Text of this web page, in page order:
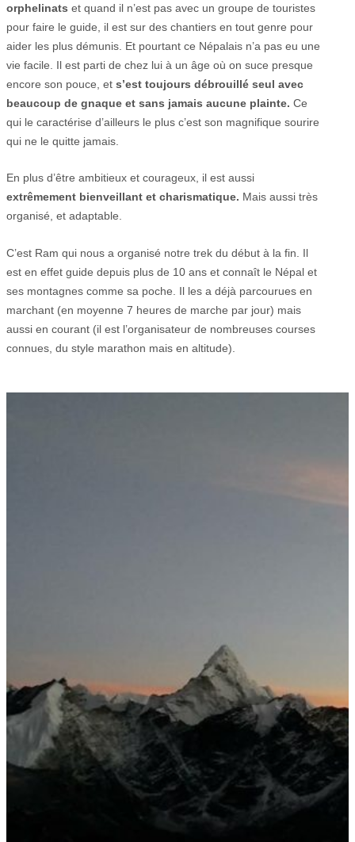
orphelinats et quand il n’est pas avec un groupe de touristes
pour faire le guide, il est sur des chantiers en tout genre pour
aider les plus démunis. Et pourtant ce Népalais n’a pas eu une
vie facile. Il est parti de chez lui à un âge où on suce presque
encore son pouce, et s’est toujours débrouillé seul avec
beaucoup de gnaque et sans jamais aucune plainte. Ce
qui le caractérise d’ailleurs le plus c’est son magnifique sourire
qui ne le quitte jamais.
En plus d’être ambitieux et courageux, il est aussi
extrêmement bienveillant et charismatique. Mais aussi très
organisé, et adaptable.
C’est Ram qui nous a organisé notre trek du début à la fin. Il
est en effet guide depuis plus de 10 ans et connaît le Népal et
ses montagnes comme sa poche. Il les a déjà parcourues en
marchant (en moyenne 7 heures de marche par jour) mais
aussi en courant (il est l’organisateur de nombreuses courses
connues, du style marathon mais en altitude).